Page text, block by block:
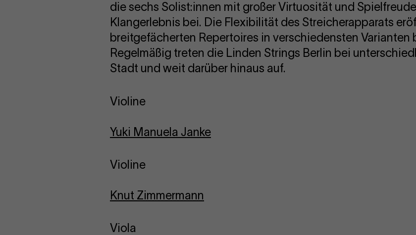
die sechs Solist:innen mit großer Virtuosität und
Klangerlebnis bei. Die Flexibilität des Streicherapparats
breitgefächerten Repertoires in verschiedensten Varianten
Regelmäßig treten die Linden Strings Berlin bei
Stadt und weit darüber hinaus auf.
Violine
Yuki Manuela Janke
Violine
Knut Zimmermann
Viola